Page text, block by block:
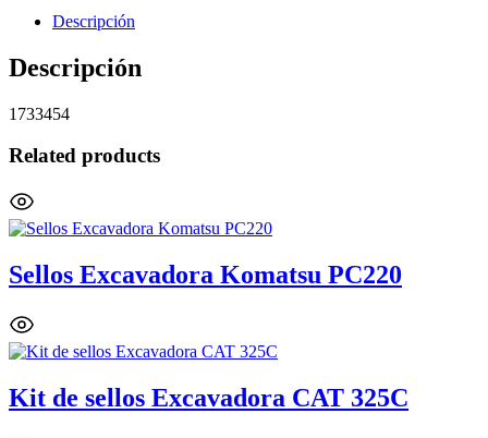
Descripción
Descripción
1733454
Related products
Sellos Excavadora Komatsu PC220
Kit de sellos Excavadora CAT 325C